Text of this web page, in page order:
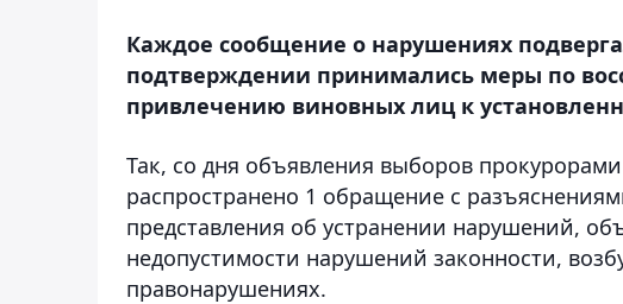
Каждое сообщение о нарушениях
подтверждении принимались меры по
привлечению виновных лиц к
Так, со дня объявления выборов
распространено 1 обращение с
представления об устранении нарушений,
недопустимости нарушений законности,
правонарушениях.